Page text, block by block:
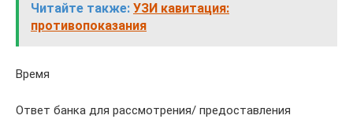
Читайте также: УЗИ кавитация:
противопоказания
Время
Ответ банка для рассмотрения/ предоставления